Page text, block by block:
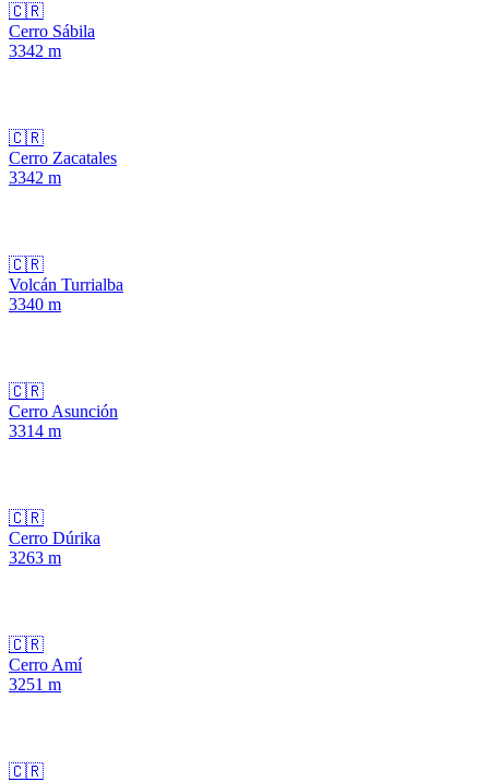
🇨🇷
Cerro Sábila
3342 m
🇨🇷
Cerro Zacatales
3342 m
🇨🇷
Volcán Turrialba
3340 m
🇨🇷
Cerro Asunción
3314 m
🇨🇷
Cerro Dúrika
3263 m
🇨🇷
Cerro Amí
3251 m
🇨🇷